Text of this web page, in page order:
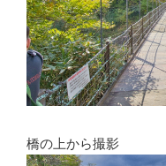
橋の上から撮影